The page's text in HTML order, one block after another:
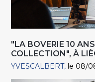
"LA BOVERIE 10
COLLECTION", À
YVESCALBERT le 08/